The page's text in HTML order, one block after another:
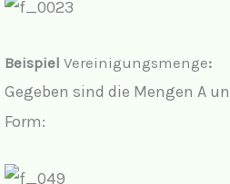
Beispiel Vereinigungsmenge:
Gegeben sind die Mengen A
Form: